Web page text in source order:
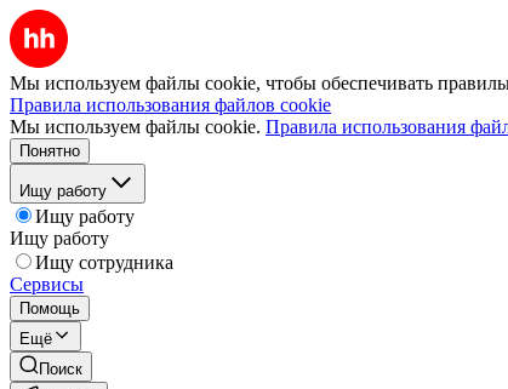
Мы используем файлы cookie, чтобы обеспечивать
Правила использования файлов cookie
Мы используем файлы cookie. Правила использования
Понятно
Ищу работу
Ищу работу
Ищу работу
Ищу сотрудника
Сервисы
Помощь
Ещё
Поиск